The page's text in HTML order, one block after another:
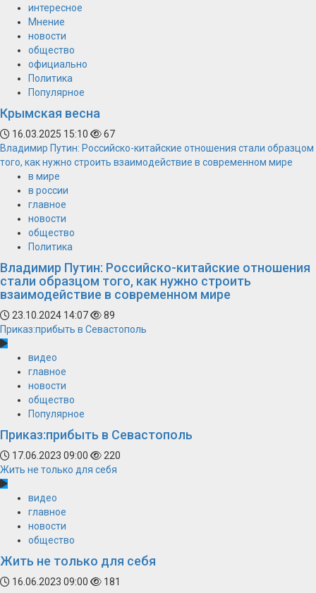
интересное
Мнение
новости
общество
официально
Политика
Популярное
Крымская весна
16.03.2025 15:10
67
Владимир Путин: Российско-китайские отношения стали образцом
того, как нужно строить взаимодействие в современном мире
в мире
в россии
главное
новости
общество
Политика
Владимир Путин: Российско-китайские отношения
стали образцом того, как нужно строить
взаимодействие в современном мире
23.10.2024 14:07
89
Приказ:прибыть в Севастополь
видео
главное
новости
общество
Популярное
Приказ:прибыть в Севастополь
17.06.2023 09:00
220
Жить не только для себя
видео
главное
новости
общество
Жить не только для себя
16.06.2023 09:00
181